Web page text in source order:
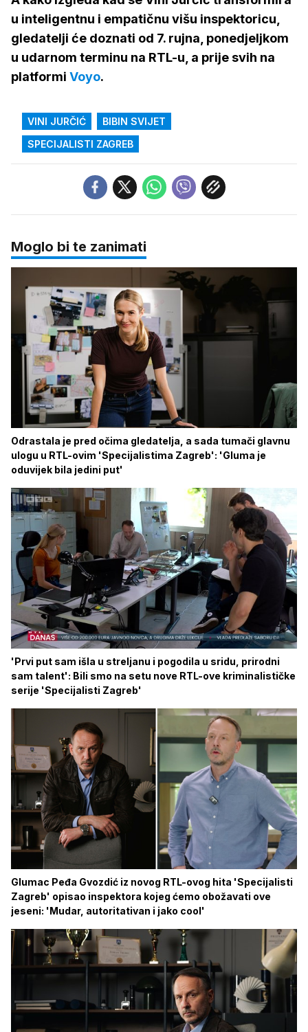
u inteligentnu i empatičnu višu inspektoricu,
gledatelji će doznati od 7. rujna, ponedjeljkom
u udarnom terminu na RTL-u, a prije svih na
platformi Voyo.
VINI JURČIĆ
BIBIN SVIJET
SPECIJALISTI ZAGREB
Moglo bi te zanimati
Odrastala je pred očima gledatelja, a sada tumači glavnu
ulogu u RTL-ovim 'Specijalistima Zagreb': 'Gluma je
oduvijek bila jedini put'
'Prvi put sam išla u streljanu i pogodila u sridu, prirodni
sam talent': Bili smo na setu nove RTL-ove kriminalističke
serije 'Specijalisti Zagreb'
Glumac Peđa Gvozdić iz novog RTL-ovog hita 'Specijalisti
Zagreb' opisao inspektora kojeg ćemo obožavati ove
jeseni: 'Mudar, autoritativan i jako cool'